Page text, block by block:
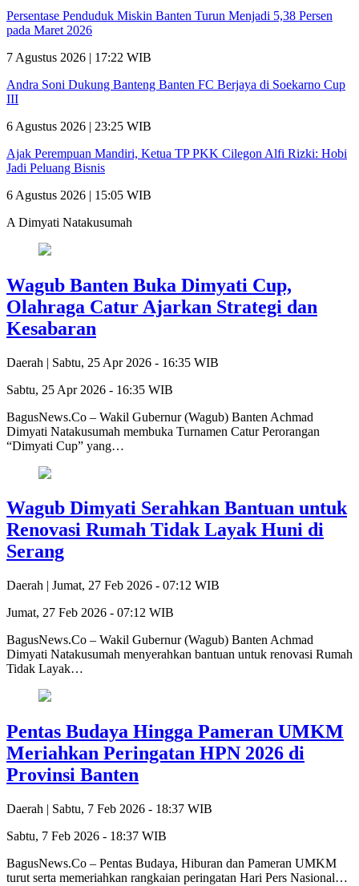
Persentase Penduduk Miskin Banten Turun Menjadi 5,38 Persen
pada Maret 2026
7 Agustus 2026 | 17:22 WIB
Andra Soni Dukung Banteng Banten FC Berjaya di Soekarno Cup
III
6 Agustus 2026 | 23:25 WIB
Ajak Perempuan Mandiri, Ketua TP PKK Cilegon Alfi Rizki: Hobi
Jadi Peluang Bisnis
6 Agustus 2026 | 15:05 WIB
A Dimyati Natakusumah
Wagub Banten Buka Dimyati Cup,
Olahraga Catur Ajarkan Strategi dan
Kesabaran
Daerah | Sabtu, 25 Apr 2026 - 16:35 WIB
Sabtu, 25 Apr 2026 - 16:35 WIB
BagusNews.Co – Wakil Gubernur (Wagub) Banten Achmad
Dimyati Natakusumah membuka Turnamen Catur Perorangan
“Dimyati Cup” yang…
Wagub Dimyati Serahkan Bantuan untuk
Renovasi Rumah Tidak Layak Huni di
Serang
Daerah | Jumat, 27 Feb 2026 - 07:12 WIB
Jumat, 27 Feb 2026 - 07:12 WIB
BagusNews.Co – Wakil Gubernur (Wagub) Banten Achmad
Dimyati Natakusumah menyerahkan bantuan untuk renovasi Rumah
Tidak Layak…
Pentas Budaya Hingga Pameran UMKM
Meriahkan Peringatan HPN 2026 di
Provinsi Banten
Daerah | Sabtu, 7 Feb 2026 - 18:37 WIB
Sabtu, 7 Feb 2026 - 18:37 WIB
BagusNews.Co – Pentas Budaya, Hiburan dan Pameran UMKM
turut serta memeriahkan rangkaian peringatan Hari Pers Nasional…